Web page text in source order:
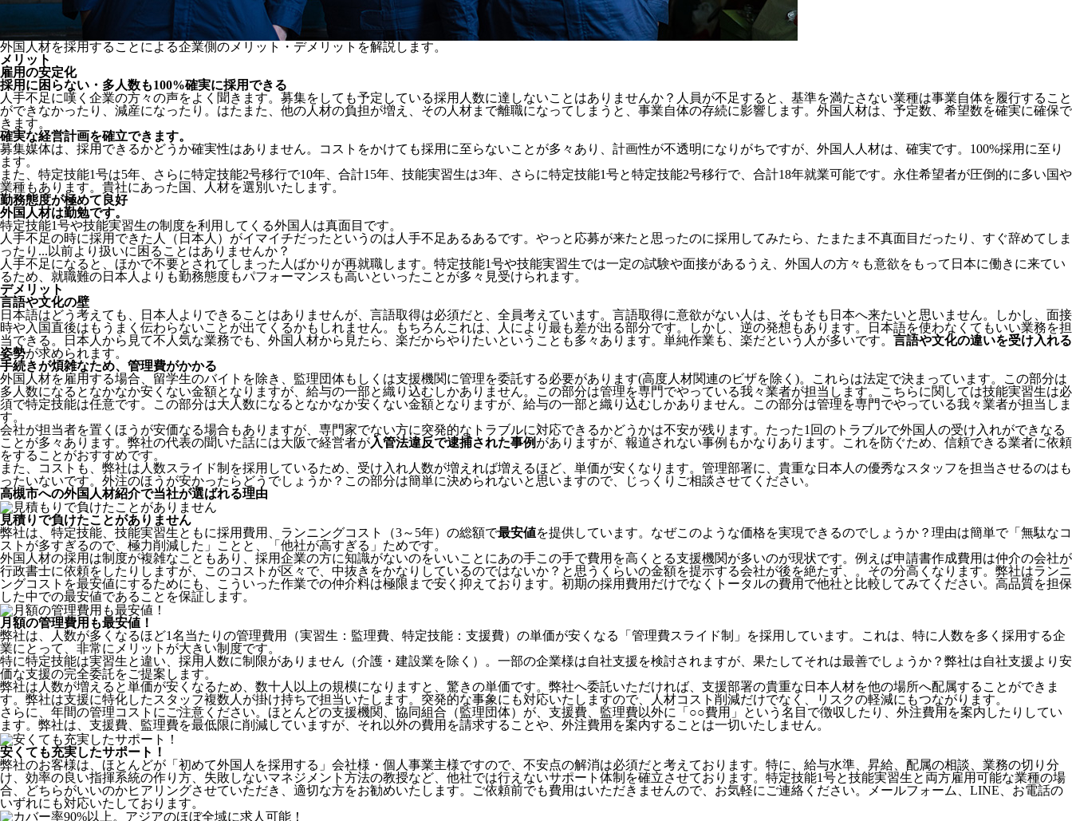
外国人材を採用することによる企業側のメリット・デメリットを解説します。
メリット
雇用の安定化
採用に困らない・多人数も100%確実に採用できる
人手不足に嘆く企業の方々の声をよく聞きます。募集をしても予定している採用人数に達しないことはありませんか？人員が不足すると、基準を満たさない業種は事業自体を履行すること
ができなかったり、減産になったり。はたまた、他の人材の負担が増え、その人材まで離職になってしまうと、事業自体の存続に影響します。 外国人材は、予定数、希望数を確実に確保で
きます。
確実な経営計画を確立できます。
募集媒体は、採用できるかどうか確実性はありません。コストをかけても採用に至らないことが多々あり、計画性が不透明になりがちですが、外国人人材は、確実です。100%採用に至り
ます。
また、特定技能1号は5年、さらに特定技能2号移行で10年、合計15年、技能実習生は3年、さらに特定技能1号と特定技能2号移行で、合計18年就業可能です。永住希望者が圧倒的に多い国や
業種もあります。貴社にあった国、人材を選別いたします。
勤務態度が極めて良好
外国人材は勤勉です。
特定技能1号や技能実習生の制度を利用してくる外国人は真面目 です。
人手不足の時に採用できた人（日本人）がイマイチだったというのは人手不足あるあるです。やっと応募が来たと思ったのに採用してみたら、たまたま不真面目だったり、すぐ辞めてしま
ったり...以前より扱いに困ることはありませんか？
人手不足になると、ほかで不要とされてしまった人ばかりが再就職します。特定技能1号や技能実習生では一定の試験や面接があるうえ、外国人の方々も意欲をもって日本に働きに来てい
るため、就職難の日本人よりも勤務態度もパフォーマンスも高いといったことが多々見受けられます。
デメリット
言語や文化の壁
日本語はどう考えても、日本人よりできることはありませんが、言語取得は必須だと、全員考えています。言語取得に意欲がない人は、そもそも日本へ来たいと思いません。しかし、面接
時や入国直後はもうまく伝わらないことが出てくるかもしれません。
もちろんこれは、人により最も差が出る部分です。しかし、逆の発想もあります。日本語を使わなくてもいい業務を担
当できる。日本人から見て不人気な業務でも、外国人材から見たら、楽だからやりたいということも多々あります。単純作業も、楽だという人が多いです。 言語や文化の違いを受け入れる
姿勢が求められます。
手続きが煩雑なため、管理費がかかる
外国人材を雇用する場合、留学生のバイトを除き、 監理団体もしくは支援機関に管理を委託する必要があります(高度人材関連のビザを除く)。これらは法定で決まっています。この部分は
多人数になるとなかなか安くない金額となりますが、給与の一部と織り込むしかありません。この部分は管理を専門でやっている我々業者が担当します。こちらに関しては技能実習生は必
須で特定技能は任意です。この部分は大人数になるとなかなか安くない金額となりますが、給与の一部と織り込むしかありません。この部分は管理を専門でやっている我々業者が担当しま
す。
会社が担当者を置くほうが安価なる場合もありますが、専門家でない方に突発的なトラブルに対応できるかどうかは不安が残ります。たった1回のトラブルで外国人の受け入れができなる
ことが多々あります。弊社の代表の聞いた話には大阪で経営者が入管法違反で逮捕された事例 がありますが、報道されない事例もかなりあります。これを防ぐため、信頼できる業者に依頼
をすることがおすすめです。
また、コストも、弊社は人数スライド制を採用しているため、受け入れ人数が増えれば増えるほど、単価が安くなります。管理部署に、貴重な日本人の優秀なスタッフを担当させるのはも
ったいないです。外注のほうが安かったらどうでしょうか？この部分は簡単に決められないと思いますので、じっくりご相談させてください。
高槻市への外国人材紹介で当社が選ばれる理由
見積りで負けたことがありません
弊社は、特定技能、技能実習生ともに採用費用、ランニングコスト（3～5年）の総額で最安値を提供しています。なぜこのような価格を実現できるのでしょうか？理由は簡単で「無駄なコ
ストが多すぎるので、極力削減した」ことと、
「他社が高すぎる」 ためです。
外国人材の採用は制度が複雑なこともあり、採用企業の方に知識がないのをいいことにあの手この手で費用を高くとる支援機関が多いのが現状です。例えば申請書作成費用は仲介の会社が
行政書士に依頼をしたりしますが、このコストが区々で、中抜きをかなりしているのではないか？と思うくらいの金額を提示する会社が後を絶たず、。その分高くなります。弊社はランニ
ングコストを最安値にするためにも、こういった作業での仲介料は極限まで安く抑えております。 初期の採用費用だけでなくトータルの費用で他社と比較してみてください。 高品質を担保
した中での最安値であることを保証します。
月額の管理費用も最安値！
弊社は、
人数が多くなるほど1名当たりの管理費用（実習生：監理費、特定技能：支援費）の単価が安くなる「管理費スライド制」を採用 しています。これは、特に人数を多く採用する企
業にとって、非常にメリットが大きい制度です。
特に特定技能は実習生と違い、採用人数に制限がありません（介護・建設業を除く）。一部の企業様は自社支援を検討されますが、果たしてそれは最善でしょうか？弊社は自社支援より安
価な支援の完全委託をご提案します。
弊社は人数が増えると単価が安くなるため、数十人以上の規模になりますと、驚きの単価です。弊社へ委託いただければ、支援部署の貴重な日本人材を他の場所へ配属することができま
す。弊社は支援に特化したスタッフ複数人が掛け持ちで担当いたします。突発的な事象にも対応いたしますので、人材コスト削減だけでなく、リスクの軽減にもつながります。
さらに、年間の管理コストにご注意ください。ほとんどの支援機関、協同組合（監理団体）が、支援費、監理費以外に「○○費用」という名目で徴収したり、外注費用を案内したりしてい
ます。弊社は、支援費、監理費を最低限に削減していますが、それ以外の費用を請求することや、外注費用を案内することは一切いたしません。
安くても充実したサポート！
弊社のお客様は、ほとんどが 「初めて外国人を採用する」 会社様・個人事業主様ですので、不安点の解消は必須だと考えております。特に、給与水準、昇給、配属の相談、業務の切り分
け、効率の良い指揮系統の作り方、失敗しないマネジメント方法の教授など、 他社では行えないサポート体制 を確立させております。特定技能1号と技能実習生と両方雇用可能な業種の場
合、どちらがいいのかヒアリングさせていただき、適切な方をお勧めいたします。ご依頼前でも費用はいただきませんので、お気軽にご連絡ください。メールフォーム、LINE、お電話の
いずれにも対応いたしております。